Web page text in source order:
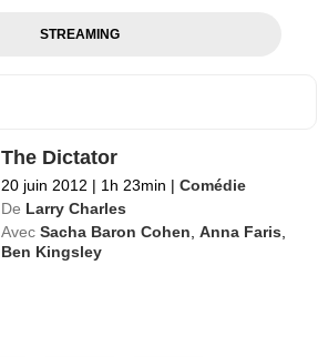
STREAMING
The Dictator
20 juin 2012 | 1h 23min | Comédie
De Larry Charles
Avec Sacha Baron Cohen ,Anna Faris
Ben Kingsley